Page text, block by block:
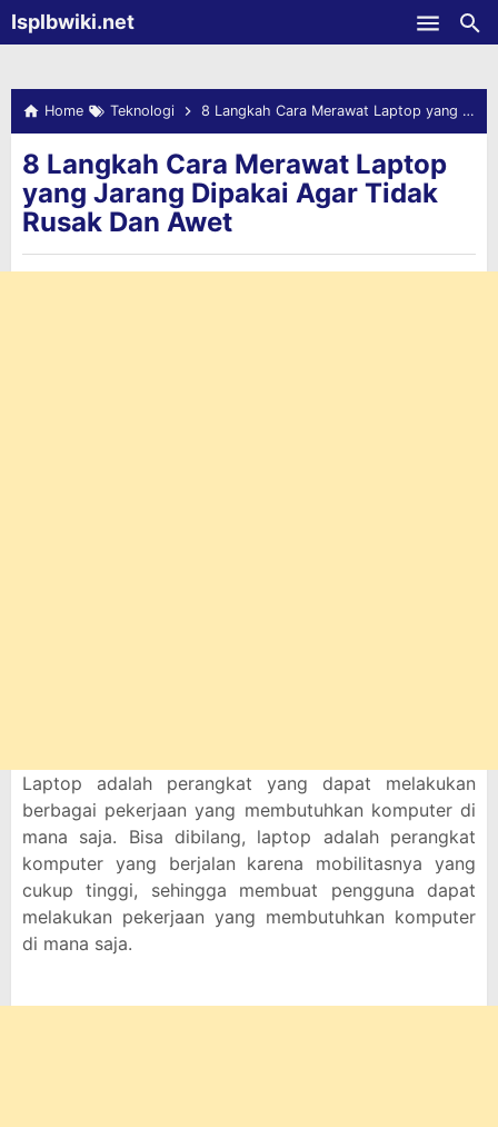
-->Isplbwiki.net
Home Teknologi 8 Langkah Cara Merawat Laptop yang Jarang Dipakai Agar Tidak Rusak Dan Awet
8 Langkah Cara Merawat Laptop
yang Jarang Dipakai Agar Tidak
Rusak Dan Awet
Laptop adalah perangkat yang dapat melakukan
berbagai pekerjaan yang membutuhkan komputer di
mana saja. Bisa dibilang, laptop adalah perangkat
komputer yang berjalan karena mobilitasnya yang
cukup tinggi, sehingga membuat pengguna dapat
melakukan pekerjaan yang membutuhkan komputer
di mana saja.